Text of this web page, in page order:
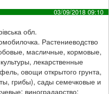
03/09/2018 09:10
обл.
Растениеводство
масличные, кормовые,
лекарственные
овощи открытого грунта,
грибы), сады семечковые и
виноградарство;